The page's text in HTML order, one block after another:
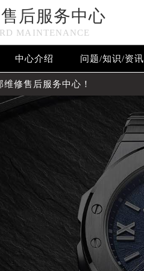
后服务中心
MAINTENANCE
中心介绍 问题/知识/资讯
修售后服务中心！